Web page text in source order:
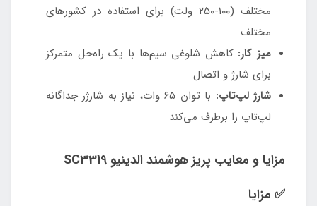
مختلف (۱۰۰-۲۵۰ ولت) برای استفاده در کشورهای
مختلف
میز کار: کاهش شلوغی سیم‌ها با یک راه‌حل متمرکز
برای شارژ و اتصال
شارژ لپ‌تاپ:
با توان ۶۵ وات، نیاز به شارژر جداگانه
لپ‌تاپ را برطرف می‌کند
مزایا و معایب پریز هوشمند الدینیو SC3319
✅ مزایا